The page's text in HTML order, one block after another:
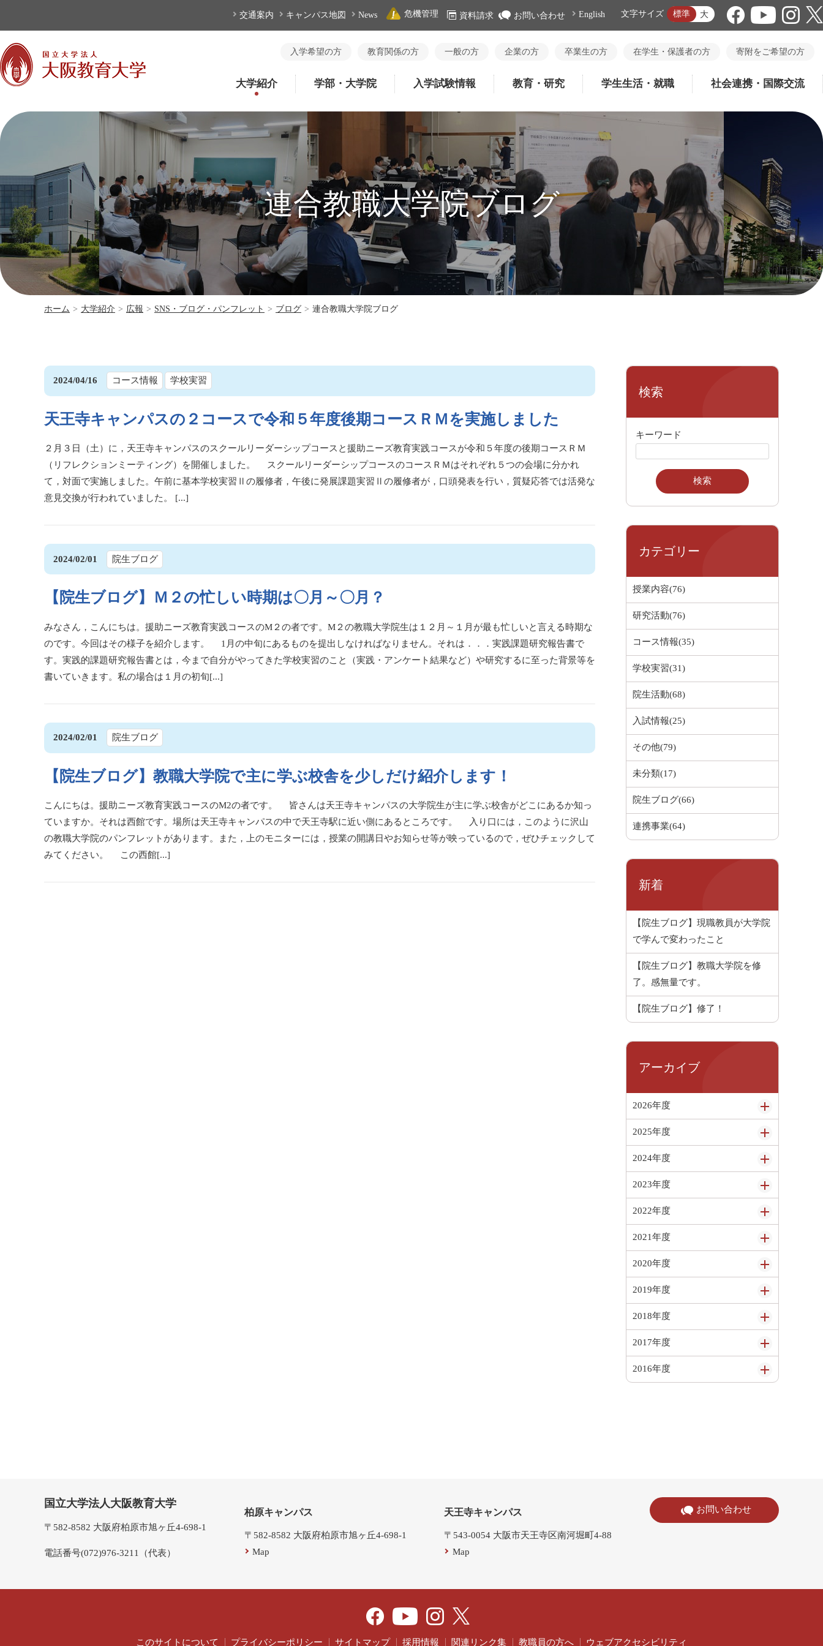
交通案内 キャンパス地図 News 危機管理 資料請求 お問い合わせ English 文字サイズ 標準 大
入学希望の方 教育関係の方 一般の方 企業の方 卒業生の方 在学生・保護者の方 寄附をご希望の方
大学紹介 学部・大学院 入学試験情報 教育・研究 学生生活・就職 社会連携・国際交流
連合教職大学院ブログ
ホーム > 大学紹介 > 広報 > SNS・ブログ・パンフレット > ブログ > 連合教職大学院ブログ
2024/04/16 コース情報 学校実習
天王寺キャンパスの２コースで令和５年度後期コースＲＭを実施しました
２月３日（土）に，天王寺キャンパスのスクールリーダーシップコースと援助ニーズ教育実践コースが令和５年度の後期コースＲＭ
（リフレクションミーティング）を開催しました。 スクールリーダーシップコースのコースＲＭはそれぞれ５つの会場に分かれ
て，対面で実施しました。午前に基本学校実習Ⅱの履修者，午後に発展課題実習Ⅱの履修者が，口頭発表を行い，質疑応答では活発な
意見交換が行われていました。 [...]
2024/02/01 院生ブログ
【院生ブログ】Ｍ２の忙しい時期は〇月～〇月？
みなさん，こんにちは。援助ニーズ教育実践コースのM２の者です。M２の教職大学院生は１２月～１月が最も忙しいと言える時期な
のです。今回はその様子を紹介します。 1月の中旬にあるものを提出しなければなりません。それは．．．実践課題研究報告書で
す。実践的課題研究報告書とは，今まで自分がやってきた学校実習のこと（実践・アンケート結果など）や研究するに至った背景等を
書いていきます。私の場合は１月の初旬[...]
2024/02/01 院生ブログ
【院生ブログ】教職大学院で主に学ぶ校舎を少しだけ紹介します！
こんにちは。援助ニーズ教育実践コースのM2の者です。 皆さんは天王寺キャンパスの大学院生が主に学ぶ校舎がどこにあるか知っ
ていますか。それは西館です。場所は天王寺キャンパスの中で天王寺駅に近い側にあるところです。 入り口には，このように沢山
の教職大学院のパンフレットがあります。また，上のモニターには，授業の開講日やお知らせ等が映っているので，ぜひチェックして
みてください。 この西館[...]
検索
キーワード
カテゴリー
授業内容(76)
研究活動(76)
コース情報(35)
学校実習(31)
院生活動(68)
入試情報(25)
その他(79)
未分類(17)
院生ブログ(66)
連携事業(64)
新着
【院生ブログ】現職教員が大学院
で学んで変わったこと
【院生ブログ】教職大学院を修
了。感無量です。
【院生ブログ】修了！
アーカイブ
2026年度
2025年度
2024年度
2023年度
2022年度
2021年度
2020年度
2019年度
2018年度
2017年度
2016年度
国立大学法人大阪教育大学
〒582-8582 大阪府柏原市旭ヶ丘4-698-1
電話番号(072)976-3211（代表）
柏原キャンパス
〒582-8582 大阪府柏原市旭ヶ丘4-698-1
Map
天王寺キャンパス
〒543-0054 大阪市天王寺区南河堀町4-88
Map
お問い合わせ
このサイトについて プライバシーポリシー サイトマップ 採用情報 関連リンク集 教職員の方へ ウェブアクセシビリティ